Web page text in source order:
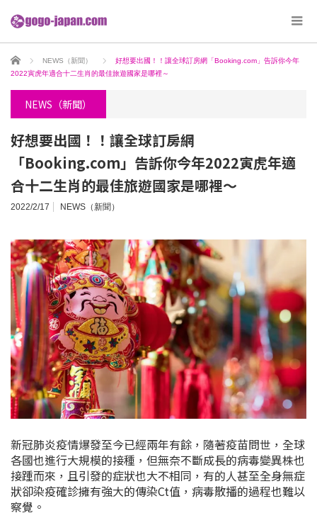
ホーム NEWS（新聞）
好想要出國！！讓全球訂房網「Booking.com」告訴你今年
2022寅虎年適合十二生肖的最佳旅遊國家是哪裡～
NEWS（新聞）
好想要出國！！讓全球訂房網
「Booking.com」告訴你今年2022寅虎年適
合十二生肖的最佳旅遊國家是哪裡～
2022/2/17 NEWS（新聞）
新冠肺炎疫情爆發至今已經兩年有餘，隨著疫苗問世，全球
各國也進行大規模的接種，但無奈不斷成長的病毒變異株也
接踵而來，且引發的症狀也大不相同，有的人甚至全身無症
狀卻染疫確診擁有強大的傳染Ct值，病毒散播的過程也難以
察覺。